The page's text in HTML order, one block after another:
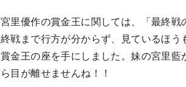
宮里優作の賞金王に関しては、「最終
終戦まで行方が分からず、見ているほ
賞金王の座を手にしました。妹の宮里
ら目が離せませんね！！